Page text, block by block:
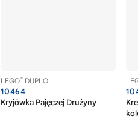
LEGO® DUPLO
10464
Kryjówka Pajęczej Drużyny